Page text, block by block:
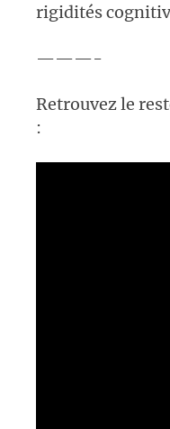
rigidités
———-
Retrouvez le
: